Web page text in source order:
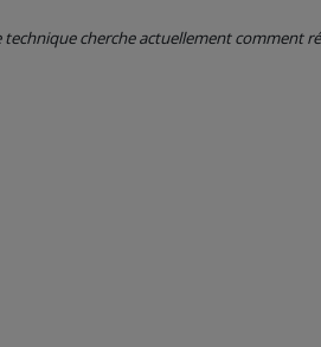
cherche actuellement comment